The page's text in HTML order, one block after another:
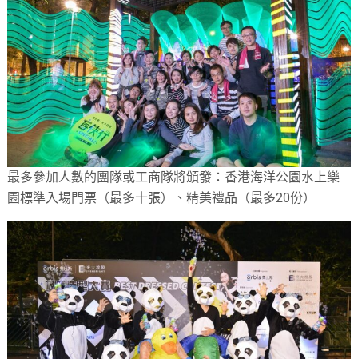
最多參加人數的團隊或工商隊將頒發：香港海洋公園水上樂
園標準入場門票（最多十張）、精美禮品（最多20份）